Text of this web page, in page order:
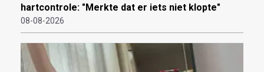
hartcontrole: "Merkte dat er iets niet klopte"
08-08-2026